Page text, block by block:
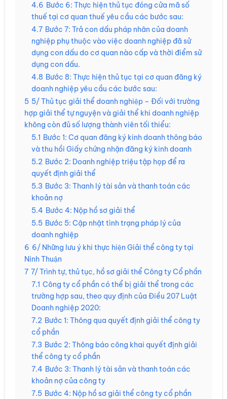
4.6 Bước 6: Thực hiện thủ tục đóng cửa mã số
thuế tại cơ quan thuế yêu cầu các bước sau:
4.7 Bước 7: Trả con dấu pháp nhân của doanh
nghiệp phụ thuộc vào việc doanh nghiệp đã sử
dụng con dấu do cơ quan nào cấp và thời điểm sử
dụng con dấu.
4.8 Bước 8: Thực hiện thủ tục tại cơ quan đăng ký
doanh nghiệp yêu cầu các bước sau:
5 5/ Thủ tục giải thể doanh nghiệp – Đối với trường
hợp giải thể tự nguyện và giải thể khi doanh nghiệp
không còn đủ số lượng thành viên tối thiểu:
5.1 Bước 1: Cơ quan đăng ký kinh doanh thông báo
và thu hồi Giấy chứng nhận đăng ký kinh doanh
5.2 Bước 2: Doanh nghiệp triệu tập họp để ra
quyết định giải thể
5.3 Bước 3: Thanh lý tài sản và thanh toán các
khoản nợ
5.4 Bước 4: Nộp hồ sơ giải thể
5.5 Bước 5: Cập nhật tình trạng pháp lý của
doanh nghiệp
6 6/ Những lưu ý khi thực hiện Giải thể công ty tại
Ninh Thuận
7 7/ Trình tự, thủ tục, hồ sơ giải thể Công ty Cổ phần
7.1 Công ty cổ phần có thể bị giải thể trong các
trường hợp sau, theo quy định của Điều 207 Luật
Doanh nghiệp 2020:
7.2 Bước 1: Thông qua quyết định giải thể công ty
cổ phần
7.3 Bước 2: Thông báo công khai quyết định giải
thể công ty cổ phần
7.4 Bước 3: Thanh lý tài sản và thanh toán các
khoản nợ của công ty
7.5 Bước 4: Nộp hồ sơ giải thể công ty cổ phần